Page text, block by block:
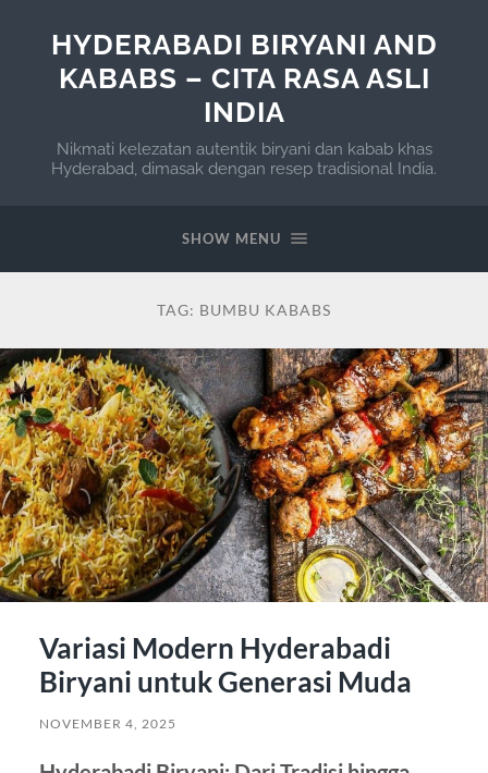
HYDERABADI BIRYANI AND
KABABS – CITA RASA ASLI
INDIA
Nikmati kelezatan autentik biryani dan kabab khas
Hyderabad, dimasak dengan resep tradisional India.
SHOW MENU
TAG: BUMBU KABABS
Variasi Modern Hyderabadi
Biryani untuk Generasi Muda
NOVEMBER 4, 2025